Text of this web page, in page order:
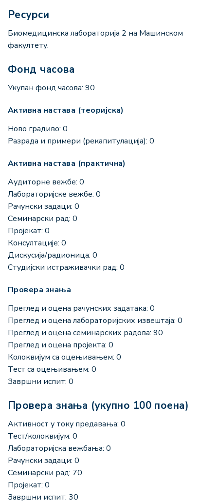
Ресурси
Биомедицинска лабораторија 2 на Машинском
факултету.
Фонд часова
Укупан фонд часова: 90
Активна настава (теоријска)
Ново градиво: 0
Разрада и примери (рекапитулација): 0
Активна настава (практична)
Аудиторне вежбе: 0
Лабораторијске вежбе: 0
Рачунски задаци: 0
Семинарски рад: 0
Пројекат: 0
Консултације: 0
Дискусија/радионица: 0
Студијски истраживачки рад: 0
Провера знања
Преглед и оцена рачунских задатака: 0
Преглед и оцена лабораторијских извештаја: 0
Преглед и оцена семинарских радова: 90
Преглед и оцена пројекта: 0
Колоквијум са оцењивањем: 0
Тест са оцењивањем: 0
Завршни испит: 0
Провера знања (укупно 100 поена)
Активност у току предавања: 0
Тест/колоквијум: 0
Лабораторијска вежбања: 0
Рачунски задаци: 0
Семинарски рад: 70
Пројекат: 0
Завршни испит: 30